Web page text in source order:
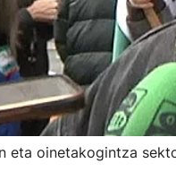
eta oinetakogintza